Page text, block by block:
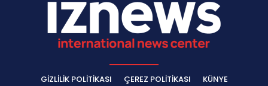
GIZLILIK POLITIKASI ÇEREZ POLITIKASI KÜNYE